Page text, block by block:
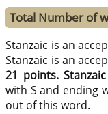
Total Number of
Stanzaic is an
Stanzaic is an
21 points. Stanzaic
with S and ending
out of this word.